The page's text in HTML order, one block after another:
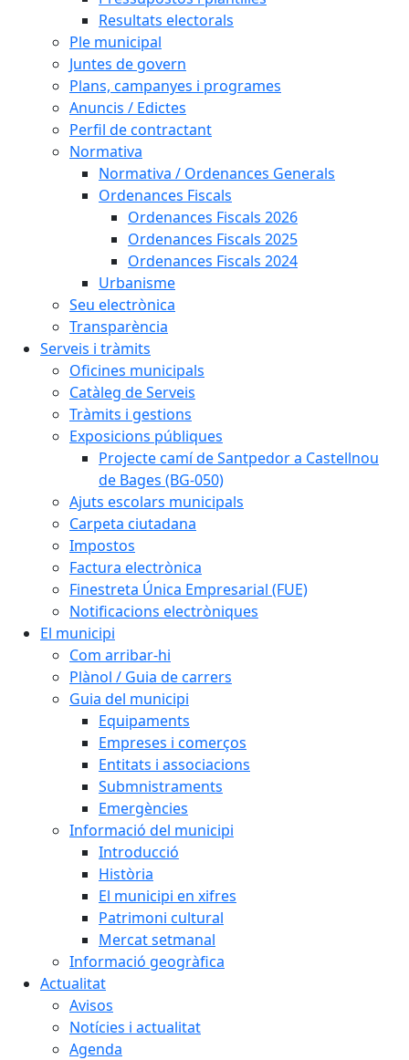
Resultats electorals
Ple municipal
Juntes de govern
Plans, campanyes i programes
Anuncis / Edictes
Perfil de contractant
Normativa
Normativa / Ordenances Generals
Ordenances Fiscals
Ordenances Fiscals 2026
Ordenances Fiscals 2025
Ordenances Fiscals 2024
Urbanisme
Seu electrònica
Transparència
Serveis i tràmits
Oficines municipals
Catàleg de Serveis
Tràmits i gestions
Exposicions públiques
Projecte camí de Santpedor a Castellnou
de Bages (BG-050)
Ajuts escolars municipals
Carpeta ciutadana
Impostos
Factura electrònica
Finestreta Única Empresarial (FUE)
Notificacions electròniques
El municipi
Com arribar-hi
Plànol / Guia de carrers
Guia del municipi
Equipaments
Empreses i comerços
Entitats i associacions
Submnistraments
Emergències
Informació del municipi
Introducció
Història
El municipi en xifres
Patrimoni cultural
Mercat setmanal
Informació geogràfica
Actualitat
Avisos
Notícies i actualitat
Agenda